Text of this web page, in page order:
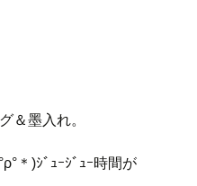
＆墨入れ。
＊)ｼﾞｭｰｼﾞｭｰ時間が